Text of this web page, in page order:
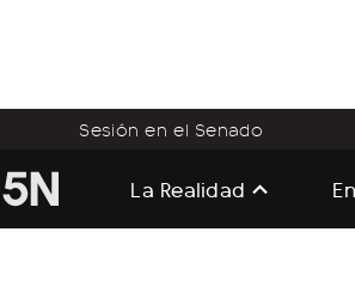
Sesión en el Senado
La Realidad